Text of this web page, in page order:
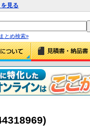
見る
とめ検索»